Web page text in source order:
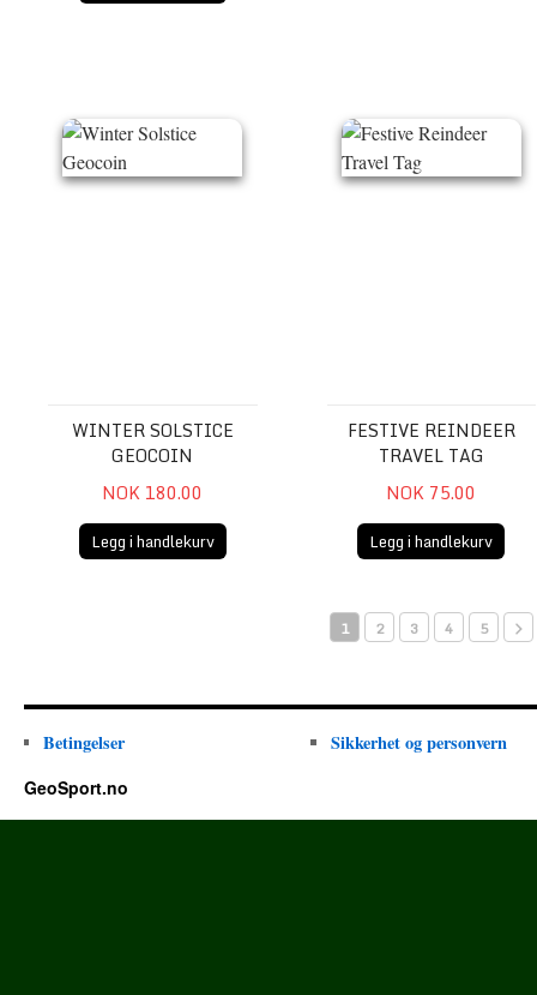
Winter Solstice Geocoin
WINTER SOLSTICE
GEOCOIN
NOK 180.00
Legg i handlekurv
Festive Reindeer Travel Tag
FESTIVE REINDEER
TRAVEL TAG
NOK 75.00
Legg i handlekurv
1 2 3 4 5
Betingelser Sikkerhet og personvern
GeoSport.no